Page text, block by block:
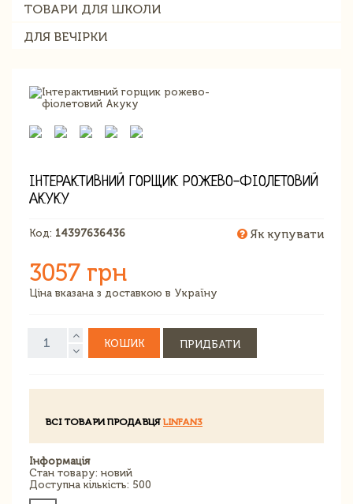
ТОВАРИ ДЛЯ ШКОЛИ
ДЛЯ ВЕЧІРКИ
ІНТЕРАКТИВНИЙ ГОРЩИК РОЖЕВО-ФІОЛЕТОВИЙ
АКУКУ
Код: 14397636436 Як купувати
3057 грн
Ціна вказана з доставкою в Україну
КОШИК ПРИДБАТИ
ВСІ ТОВАРИ ПРОДАВЦЯ LINFAN3
Інформація
Стан товару: новий
Доступна кількість: 500